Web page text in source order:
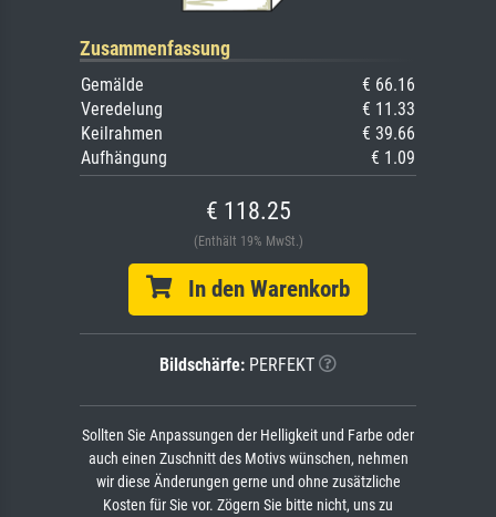
Zusammenfassung
Gemälde
€ 66.16
Veredelung
€ 11.33
Keilrahmen
€ 39.66
Aufhängung
€ 1.09
€ 118.25
(Enthält 19% MwSt.)
In den Warenkorb
Bildschärfe: PERFEKT
Sollten Sie Anpassungen der Helligkeit und Farbe oder
auch einen Zuschnitt des Motivs wünschen, nehmen
wir diese Änderungen gerne und ohne zusätzliche
Kosten für Sie vor. Zögern Sie bitte nicht, uns zu